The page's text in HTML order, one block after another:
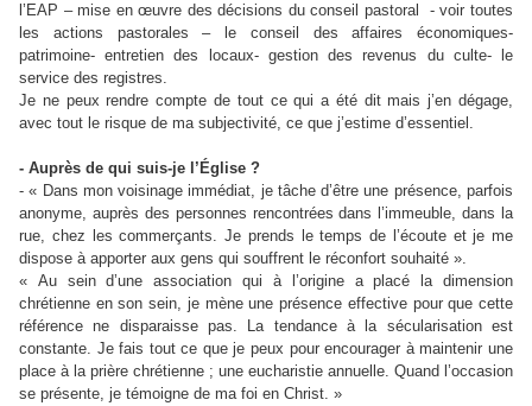
l’EAP – mise en œuvre des décisions du conseil pastoral - voir toutes
les actions pastorales – le conseil des affaires économiques-
patrimoine- entretien des locaux- gestion des revenus du culte- le
service des registres.
Je ne peux rendre compte de tout ce qui a été dit mais j’en dégage,
avec tout le risque de ma subjectivité, ce que j’estime d’essentiel.
- Auprès de qui suis-je l’Église ?
- « Dans mon voisinage immédiat, je tâche d’être une présence, parfois
anonyme, auprès des personnes rencontrées dans l’immeuble, dans la
rue, chez les commerçants. Je prends le temps de l’écoute et je me
dispose à apporter aux gens qui souffrent le réconfort souhaité ».
« Au sein d’une association qui à l’origine a placé la dimension
chrétienne en son sein, je mène une présence effective pour que cette
référence ne disparaisse pas. La tendance à la sécularisation est
constante. Je fais tout ce que je peux pour encourager à maintenir une
place à la prière chrétienne ; une eucharistie annuelle. Quand l’occasion
se présente, je témoigne de ma foi en Christ. »